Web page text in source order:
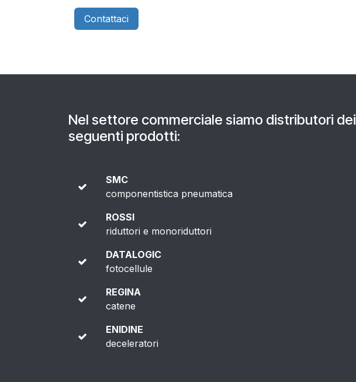
Contattaci​​
Nel settore commerciale siamo distributori dei
seguenti prodotti:
SMC
componentistica pneumatica
ROSSI
riduttori e monoriduttori
DATALOGIC
fotocellule
REGINA
catene
ENIDINE
deceleratori